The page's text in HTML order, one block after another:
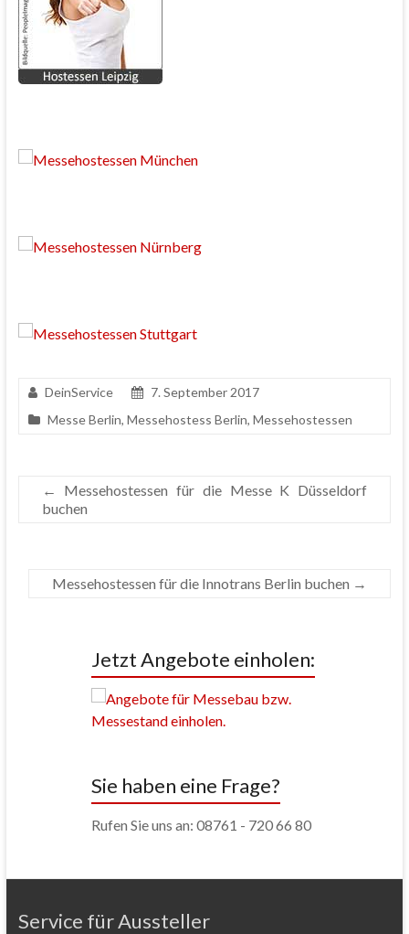
DeinService
7. September 2017
Messe Berlin, Messehostess Berlin, Messehostessen
←
Messehostessen für die Messe K Düsseldorf
buchen
Messehostessen für die Innotrans Berlin buchen →
Jetzt Angebote einholen:
Sie haben eine Frage?
Rufen Sie uns an: 08761 - 720 66 80
Service für Aussteller